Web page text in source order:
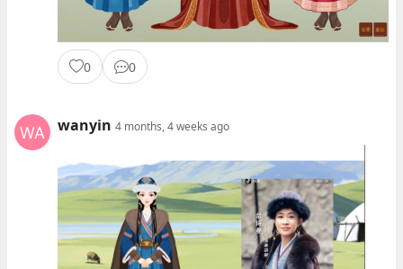
0 0
wanyin 4 months, 4 weeks ago